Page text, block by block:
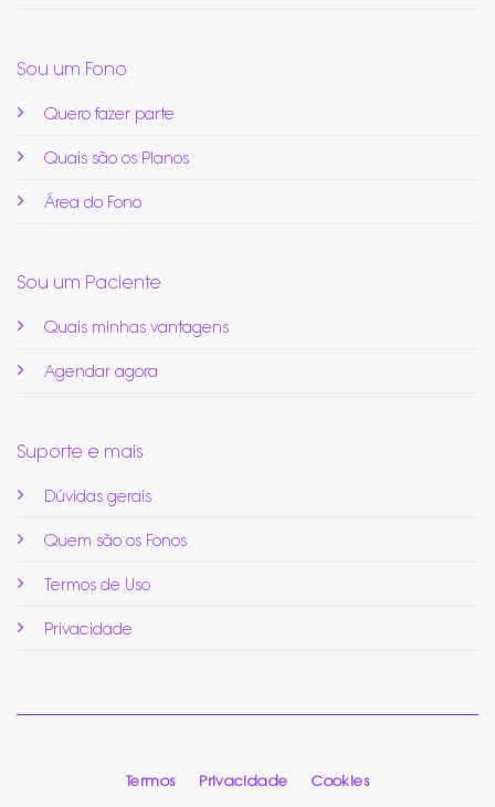
Sou um Fono
Quero fazer parte
Quais são os Planos
Área do Fono
Sou um Paciente
Quais minhas vantagens
Agendar agora
Suporte e mais
Dúvidas gerais
Quem são os Fonos
Termos de Uso
Privacidade
Termos Privacidade Cookies